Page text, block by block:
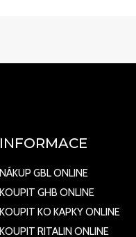
INFORMACE
NÁKUP GBL ONLINE
KOUPIT GHB ONLINE
KOUPIT KO KAPKY ONLINE
KOUPIT RITALIN ONLINE